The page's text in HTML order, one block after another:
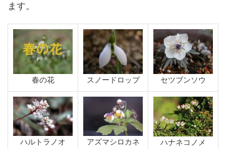
ます。
春の花 スノードロップ セツブンソウ
ハルトラノオ
アズマシロカネ
ハナネコノメ